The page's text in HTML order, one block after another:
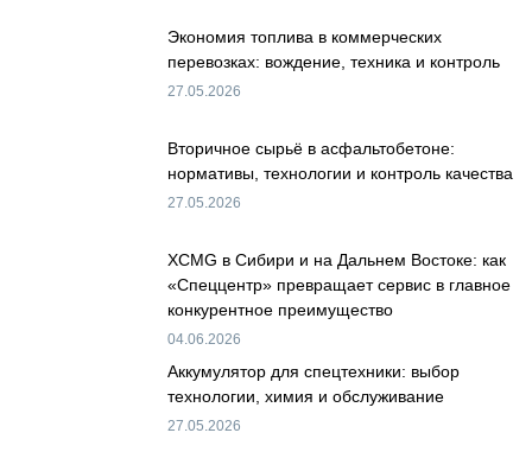
Экономия топлива в коммерческих
перевозках: вождение, техника и контроль
27.05.2026
Вторичное сырьё в асфальтобетоне:
нормативы, технологии и контроль качества
27.05.2026
XCMG в Сибири и на Дальнем Востоке: как
«Спеццентр» превращает сервис в главное
конкурентное преимущество
04.06.2026
Аккумулятор для спецтехники: выбор
технологии, химия и обслуживание
27.05.2026